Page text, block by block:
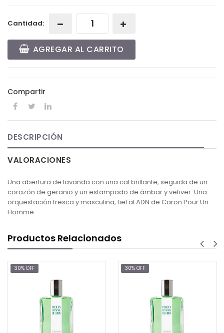
Cantidad:
AGREGAR AL CARRITO
Compartir
DESCRIPCIÓN
VALORACIONES
Una abertura de lavanda con una cal brillante, seguida de un
corazón de geranio y un estampado de ámbar y vetiver. Una
orquestación fresca y masculina, fiel al ADN de Caron Pour Un
Homme.
Productos Relacionados